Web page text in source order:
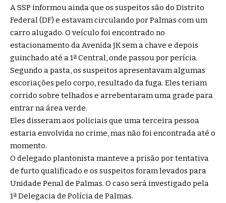
A SSP informou ainda que os suspeitos são do Distrito
Federal (DF) e estavam circulando por Palmas com um
carro alugado. O veículo foi encontrado no
estacionamento da Avenida JK sem a chave e depois
guinchado até a 1ª Central, onde passou por perícia.
Segundo a pasta, os suspeitos apresentavam algumas
escoriações pelo corpo, resultado da fuga. Eles teriam
corrido sobre telhados e arrebentaram uma grade para
entrar na área verde.
Eles disseram aos policiais que uma terceira pessoa
estaria envolvida no crime, mas não foi encontrada até o
momento.
O delegado plantonista manteve a prisão por tentativa
de furto qualificado e os suspeitos foram levados para
Unidade Penal de Palmas. O caso será investigado pela
1ª Delegacia de Polícia de Palmas.